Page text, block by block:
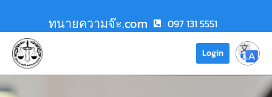
ทนายความจ๊ะ.com 097 131 5551
Login